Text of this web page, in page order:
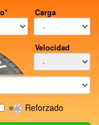
Carga
Velocidad
Reforzado